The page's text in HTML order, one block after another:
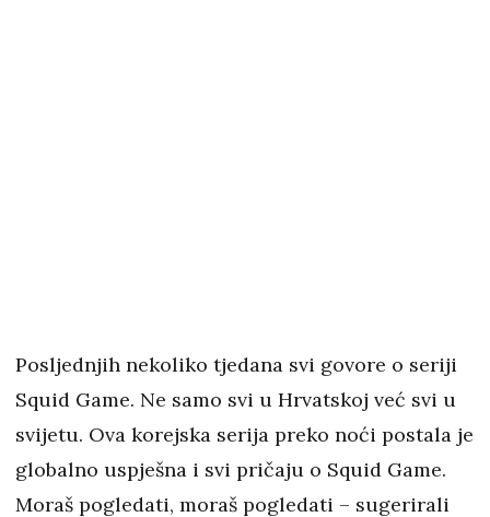
Posljednjih nekoliko tjedana svi govore o seriji
Squid Game. Ne samo svi u Hrvatskoj već svi u
svijetu. Ova korejska serija preko noći postala je
globalno uspješna i svi pričaju o Squid Game.
Moraš pogledati, moraš pogledati – sugerirali